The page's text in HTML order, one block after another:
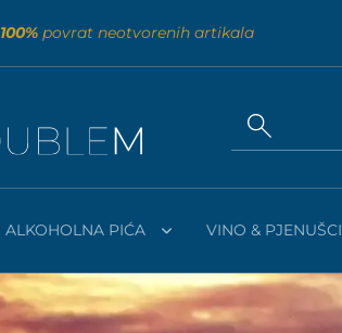
100% povrat neotvorenih artikala
ALKOHOLNA PIĆA VINO & PJENUŠCI